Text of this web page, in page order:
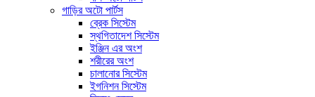
গাড়ির অটো পার্টস
ব্রেক সিস্টেম
স্থগিতাদেশ সিস্টেম
ইঞ্জিন এর অংশ
শরীরের অংশ
চালানোর সিস্টেম
ইগনিশন সিস্টেম